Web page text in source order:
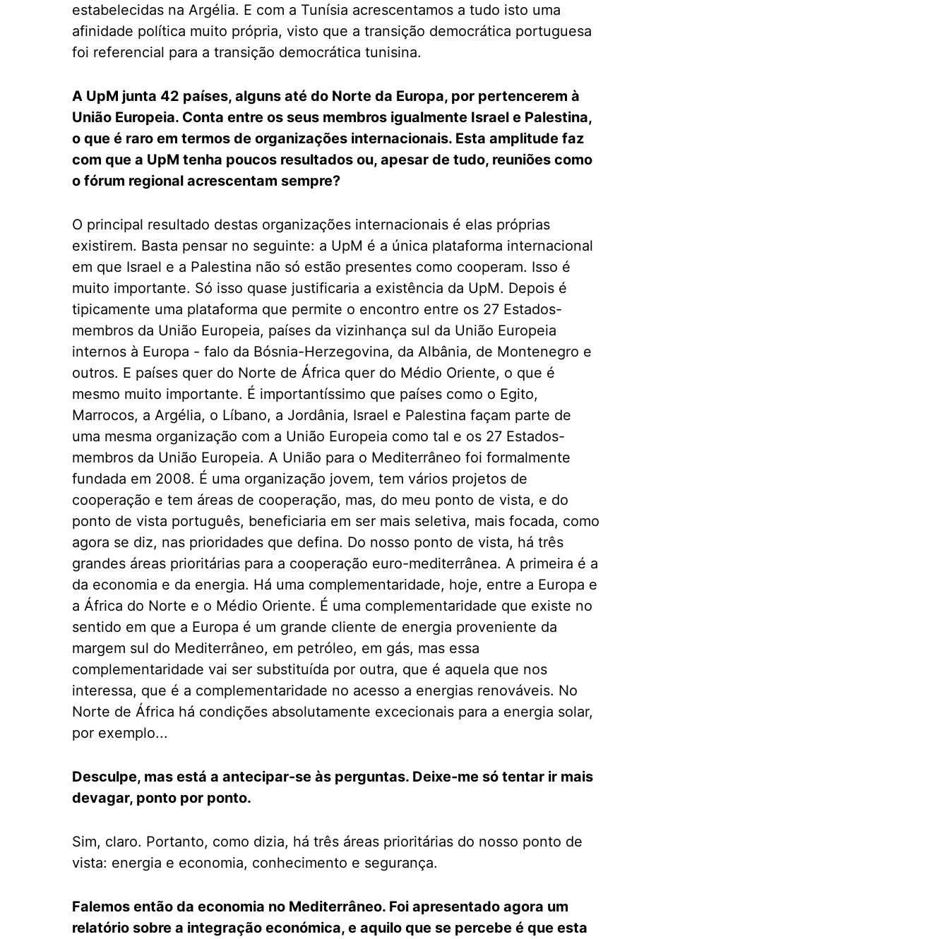
estabelecidas na Argélia. E com a Tunísia acrescentamos a tudo isto uma
afinidade política muito própria, visto que a transição democrática portuguesa
foi referencial para a transição democrática tunisina.
A UpM junta 42 países, alguns até do Norte da Europa, por pertencerem à
União Europeia. Conta entre os seus membros igualmente Israel e Palestina,
o que é raro em termos de organizações internacionais. Esta amplitude faz
com que a UpM tenha poucos resultados ou, apesar de tudo, reuniões como
o fórum regional acrescentam sempre?
O principal resultado destas organizações internacionais é elas próprias
existirem. Basta pensar no seguinte: a UpM é a única plataforma internacional
em que Israel e a Palestina não só estão presentes como cooperam. Isso é
muito importante. Só isso quase justificaria a existência da UpM. Depois é
tipicamente uma plataforma que permite o encontro entre os 27 Estados-
membros da União Europeia, países da vizinhança sul da União Europeia
internos à Europa - falo da Bósnia-Herzegovina, da Albânia, de Montenegro e
outros. E países quer do Norte de África quer do Médio Oriente, o que é
mesmo muito importante. É importantíssimo que países como o Egito,
Marrocos, a Argélia, o Líbano, a Jordânia, Israel e Palestina façam parte de
uma mesma organização com a União Europeia como tal e os 27 Estados-
membros da União Europeia. A União para o Mediterrâneo foi formalmente
fundada em 2008. É uma organização jovem, tem vários projetos de
cooperação e tem áreas de cooperação, mas, do meu ponto de vista, e do
ponto de vista português, beneficiaria em ser mais seletiva, mais focada, como
agora se diz, nas prioridades que defina. Do nosso ponto de vista, há três
grandes áreas prioritárias para a cooperação euro-mediterrânea. A primeira é a
da economia e da energia. Há uma complementaridade, hoje, entre a Europa e
a África do Norte e o Médio Oriente. É uma complementaridade que existe no
sentido em que a Europa é um grande cliente de energia proveniente da
margem sul do Mediterrâneo, em petróleo, em gás, mas essa
complementaridade vai ser substituída por outra, que é aquela que nos
interessa, que é a complementaridade no acesso a energias renováveis. No
Norte de África há condições absolutamente excecionais para a energia solar,
por exemplo...
Desculpe, mas está a antecipar-se às perguntas. Deixe-me só tentar ir mais
devagar, ponto por ponto.
Sim, claro. Portanto, como dizia, há três áreas prioritárias do nosso ponto de
vista: energia e economia, conhecimento e segurança.
Falemos então da economia no Mediterrâneo. Foi apresentado agora um
relatório sobre a integração económica, e aquilo que se percebe é que esta